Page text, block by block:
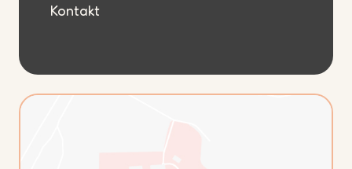
Kontakt